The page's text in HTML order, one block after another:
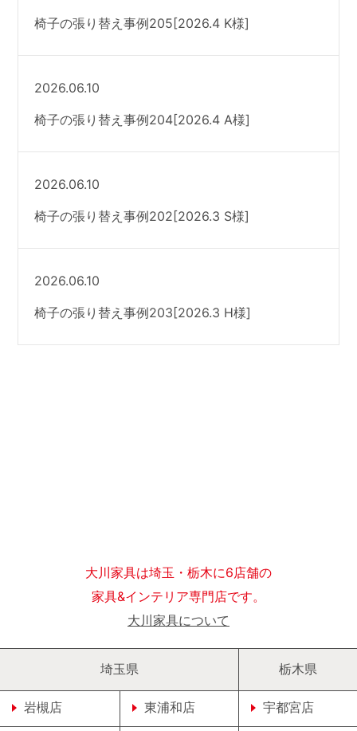
椅子の張り替え事例205[2026.4 K様]
2026.06.10
椅子の張り替え事例204[2026.4 A様]
2026.06.10
椅子の張り替え事例202[2026.3 S様]
2026.06.10
椅子の張り替え事例203[2026.3 H様]
大川家具は埼玉・栃木に6店舗の
家具&インテリア専門店です。
大川家具について
埼玉県
岩槻店 東浦和店
栃木県
宇都宮店